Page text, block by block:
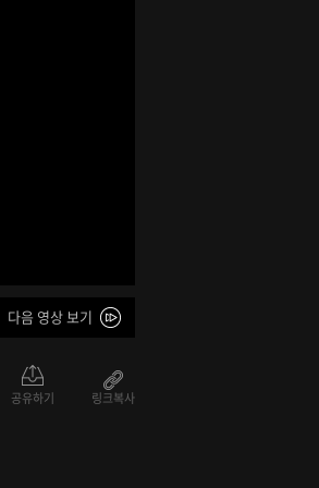
다음 영상 보기
공유하기 링크복사